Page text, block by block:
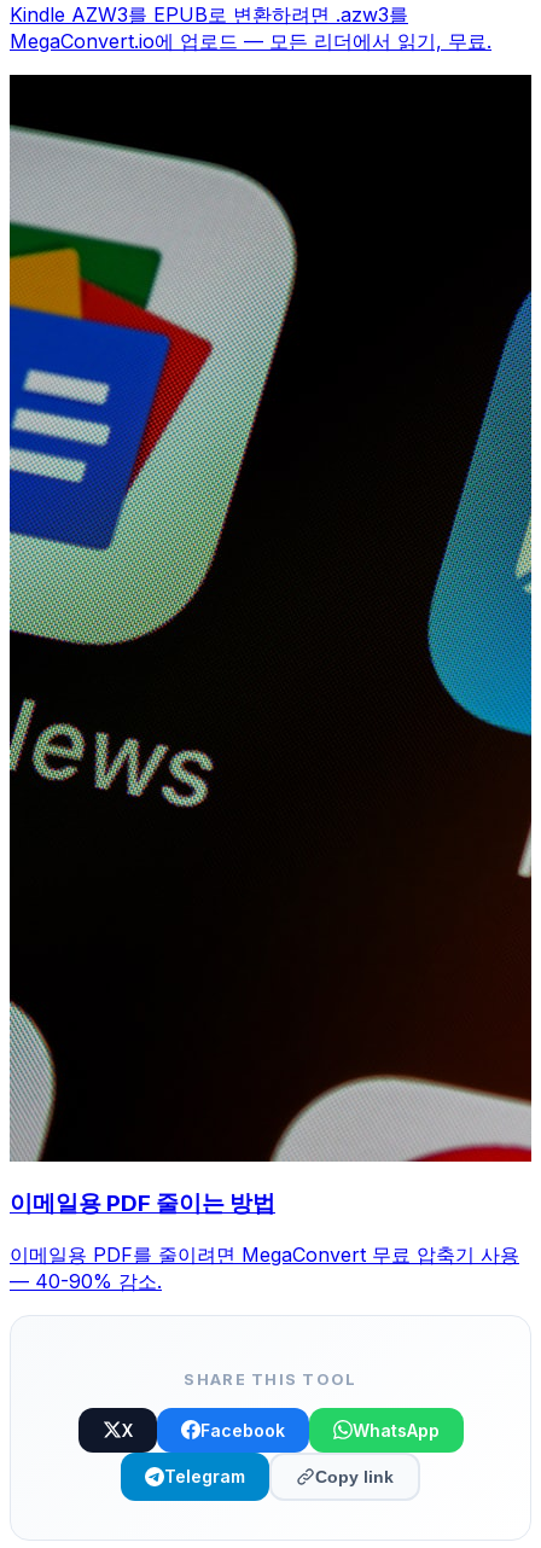
Kindle AZW3를 EPUB로 변환하려면 .azw3를
MegaConvert.io에 업로드 — 모든 리더에서 읽기, 무료.
이메일용 PDF 줄이는 방법
이메일용 PDF를 줄이려면 MegaConvert 무료 압축기 사용
— 40-90% 감소.
SHARE THIS TOOL
X Facebook WhatsApp
Telegram Copy link